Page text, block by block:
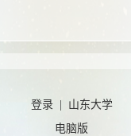
登录| 山东大学
电脑版